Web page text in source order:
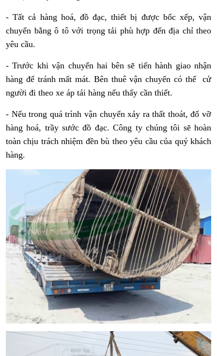
- Tất cả hàng hoá, đồ đạc, thiết bị được bốc xếp, vận
chuyển bằng ô tô với trọng tải phù hợp đến địa chỉ theo
yêu cầu.
- Trước khi vận chuyển hai bên sẽ tiến hành giao nhận
hàng để tránh mất mát. Bên thuê vận chuyển có thể cử
người đi theo xe áp tải hàng nếu thấy cần thiết.
- Nếu trong quá trình vận chuyển xảy ra thất thoát, đổ vỡ
hàng hoá, trầy sước đồ đạc. Công ty chúng tôi sẽ hoàn
toàn chịu trách nhiệm đền bù theo yêu cầu của quý khách
hàng.